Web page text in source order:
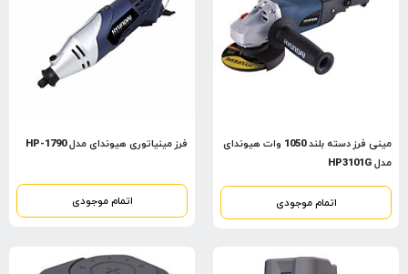
مینی فرز دسته بلند 1050 وات هیوندای
مدل HP3101G
اتمام موجودی
فرز مینیاتوری هیوندای مدل HP-1790
اتمام موجودی